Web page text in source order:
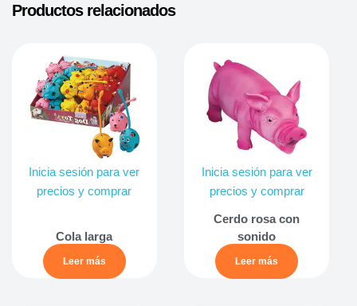
Productos relacionados
Inicia sesión para ver
precios y comprar
Cola larga
Leer más
Inicia sesión para ver
precios y comprar
Cerdo rosa con
sonido
Leer más